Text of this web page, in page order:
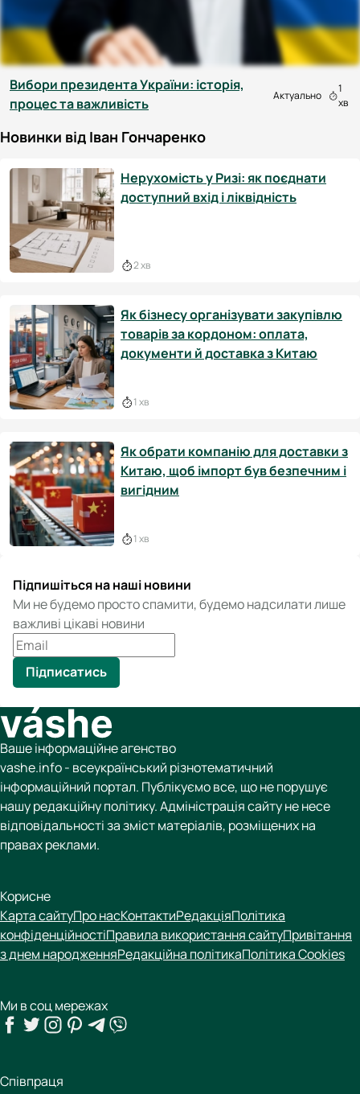
Вибори президента України: історія,
процес та важливість
Актуально
1
хв
Новинки від Іван Гончаренко
Нерухомість у Ризі: як поєднати
доступний вхід і ліквідність
2 хв
Як бізнесу організувати закупівлю
товарів за кордоном: оплата,
документи й доставка з Китаю
1 хв
Як обрати компанію для доставки з
Китаю, щоб імпорт був безпечним і
вигідним
1 хв
Підпишіться на наші новини
Ми не будемо просто спамити, будемо надсилати лише
важливі цікаві новини
Підписатись
Ваше інформаційне агенство
vashe.info - всеукраїнський різнотематичний
інформаційний портал. Публікуємо все, що не порушує
нашу редакційну політику. Адміністрація сайту не несе
відповідальності за зміст матеріалів, розміщених на
правах реклами.
Корисне
Карта сайтуПро насКонтактиРедакціяПолітика
конфіденційностіПравила використання сайтуПривітання
з днем народженняРедакційна політикаПолітика Cookies
Ми в соц мережах
Співпраця